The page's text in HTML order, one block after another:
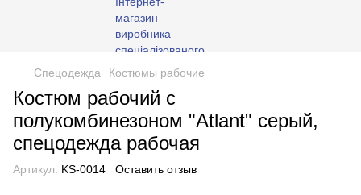
Cпецодежда Костюмы рабочие
Костюм рабочий с
полукомбинезоном "Atlant" серый,
спецодежда рабочая
Артикул: KS-0014 Оставить отзыв